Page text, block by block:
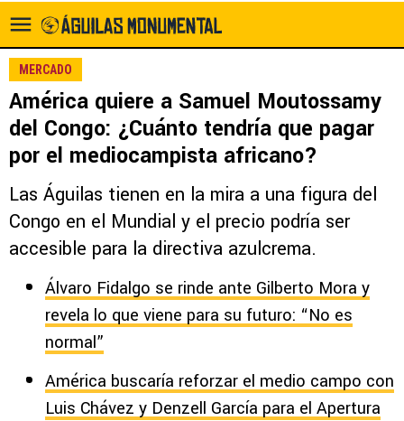
MERCADO
América quiere a Samuel Moutossamy
del Congo: ¿Cuánto tendría que pagar
por el mediocampista africano?
Las Águilas tienen en la mira a una figura del
Congo en el Mundial y el precio podría ser
accesible para la directiva azulcrema.
Álvaro Fidalgo se rinde ante Gilberto Mora y
revela lo que viene para su futuro: “No es
normal”
América buscaría reforzar el medio campo con
Luis Chávez y Denzell García para el Apertura